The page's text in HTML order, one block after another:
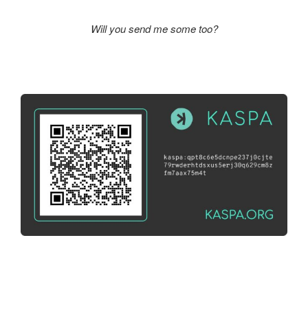
Will you send me some too?